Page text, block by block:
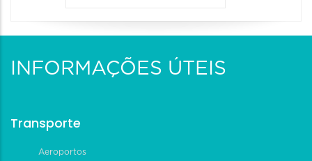
INFORMAÇÕES ÚTEIS
Transporte
Aeroportos